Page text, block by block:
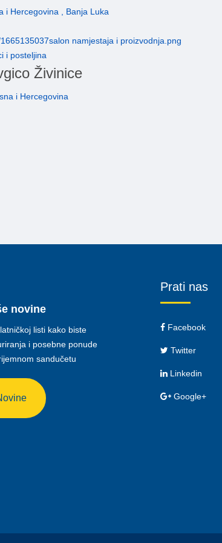
i Hercegovina , Banja Luka
i posteljina
Živinice
i Hercegovina
novine
listi kako biste
i posebne ponude
sandučetu
Prati nas
Facebook
Twitter
Linkedin
Google+